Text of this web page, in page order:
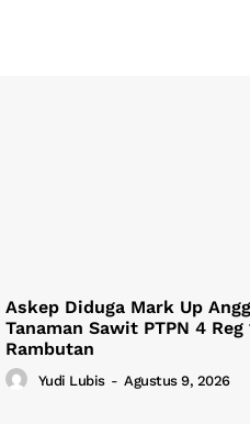
Askep Diduga Mark Up
Tanaman Sawit PTPN 4 Reg
Rambutan
Yudi Lubis - Agustus 9, 2026